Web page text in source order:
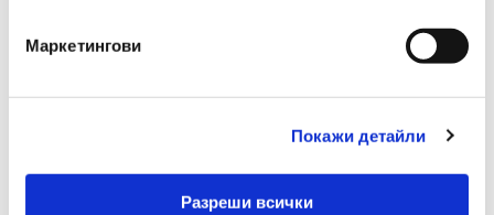
Маркетингови
Покажи детайли
Разреши всички
Детски ножици Snip-Snap, 15 см